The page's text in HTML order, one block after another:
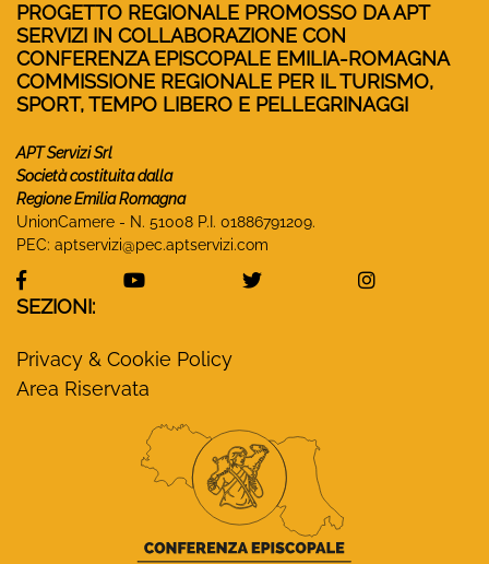
PROGETTO REGIONALE PROMOSSO DA APT
SERVIZI IN COLLABORAZIONE CON
CONFERENZA EPISCOPALE EMILIA-ROMAGNA
COMMISSIONE REGIONALE PER IL TURISMO,
SPORT, TEMPO LIBERO E PELLEGRINAGGI
APT Servizi Srl
Società costituita dalla
Regione Emilia Romagna
UnionCamere - N. 51008 P.I. 01886791209.
PEC: aptservizi@pec.aptservizi.com
visita la pagina Facebook di Monasteri Emilia-
visita la pagina YouTube di
visita la pagina Twitter
visita la
SEZIONI:
Privacy & Cookie Policy
Area Riservata